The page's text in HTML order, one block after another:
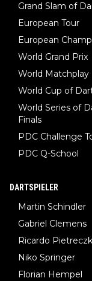
Grand Slam of
European Tour
European
World Grand Prix
World Matchplay
World Cup of
World Series of
Finals
PDC Challenge
PDC Q-School
DARTSPIELER
Martin Schindler
Gabriel Clemens
Ricardo
Niko Springer
Florian Hempel